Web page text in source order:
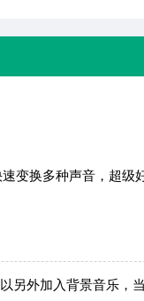
变换多种声音，超级
另外加入背景音乐，